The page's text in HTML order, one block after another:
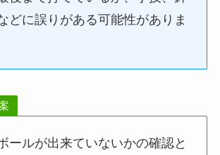
どに誤りがある可能性がありま
ールが出来ていないかの確認と